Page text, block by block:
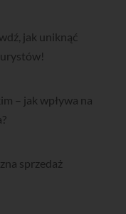
jak uniknąć
– jak wpływa na
sprzedaż